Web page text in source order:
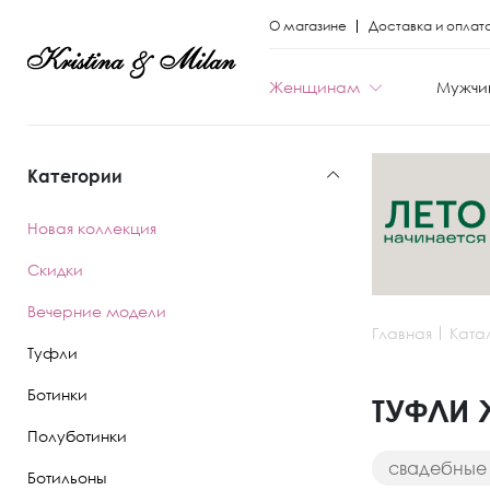
О магазине Доставка и
Женщинам
Новая
Новая
Категории
Новая коллекция
Скидки
Вечерние модели
Туфли
Ботинки
Полуботинки
Ботильоны
Главная
ТУФЛИ